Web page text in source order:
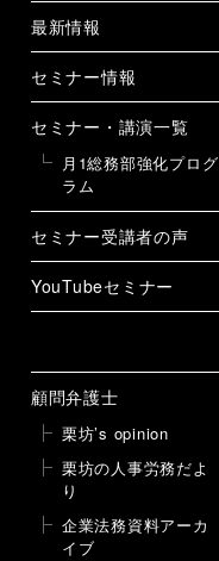
最新情報
セミナー情報
セミナー・講演一覧
月1総務部強化プログ
ラム
セミナー受講者の声
YouTubeセミナー
顧問弁護士
栗坊’s opinion
栗坊の人事労務だよ
り
企業法務資料アーカ
イブ